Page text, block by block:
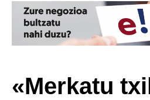
«Merkatu